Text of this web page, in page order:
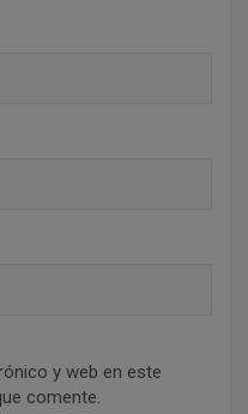
y web en este
comente.